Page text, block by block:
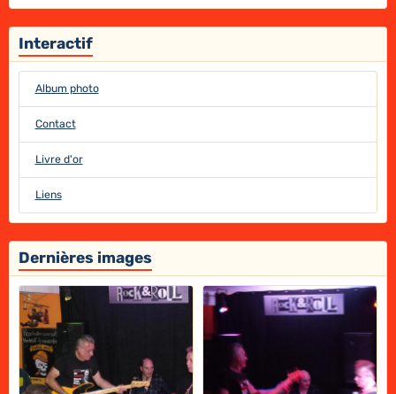
Interactif
Album photo
Contact
Livre d'or
Liens
Dernières images